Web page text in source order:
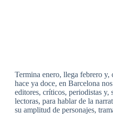
Termina enero, llega febrero y,
hace ya doce, en Barcelona
editores, críticos, periodistas y,
lectoras, para hablar de la
su amplitud de personajes,